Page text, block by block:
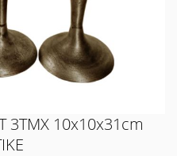
3ΤΜΧ 10x10x31cm